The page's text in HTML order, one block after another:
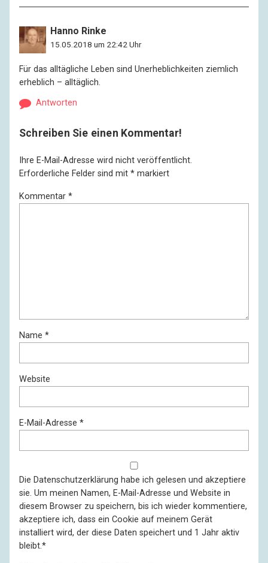
Hanno Rinke
15.05.2018 um 22:42 Uhr
Für das alltägliche Leben sind Unerheblichkeiten ziemlich
erheblich – alltäglich.
Antworten
Schreiben Sie einen Kommentar!
Ihre E-Mail-Adresse wird nicht veröffentlicht.
Erforderliche Felder sind mit * markiert
Kommentar *
Name *
Website
E-Mail-Adresse *
Die Datenschutzerklärung habe ich gelesen und akzeptiere
sie. Um meinen Namen, E-Mail-Adresse und Website in
diesem Browser zu speichern, bis ich wieder kommentiere,
akzeptiere ich, dass ein Cookie auf meinem Gerät
installiert wird, der diese Daten speichert und 1 Jahr aktiv
bleibt.*